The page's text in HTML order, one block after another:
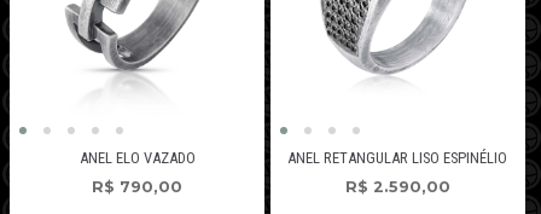
ANEL ELO VAZADO
R$ 790,00
ANEL RETANGULAR LISO ESPINÉLIO
R$ 2.590,00